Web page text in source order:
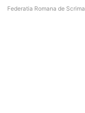
Federatia Romana de Scrima